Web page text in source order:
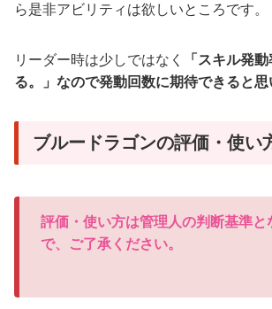
ら是非アビリティは欲しいところです。
リーダー時は少しではなく
「スキル発
る。」なので発動回数に期待できると思
ブルードラゴンの評価・使い
評価・使い方は管理人の判断基準と
で、ご了承ください。